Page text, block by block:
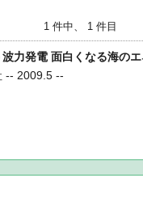
1 件中、 1 件目
力発電 面白くなる海の
-- 2009.5 --